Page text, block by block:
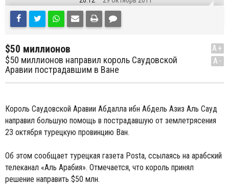
$50 миллионов
$50 миллионов направил король Саудовской
Аравии пострадавшим в Ване
A+
A-
Король Саудовской Аравии Абдалла ибн Абдель Азиз Аль Сауд
направил большую помощь в пострадавшую от землетрясения
23 октября турецкую провинцию Ван.
Об этом сообщает турецкая газета Posta, ссылаясь на арабский
телеканал «Аль Арабия». Отмечается, что король принял
решение направить $50 млн.